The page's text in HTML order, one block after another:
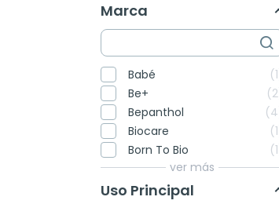
Marca
Babé
1
Be+
2
Bepanthol
4
Biocare
1
Born To Bio
1
ver más
Uso Principal